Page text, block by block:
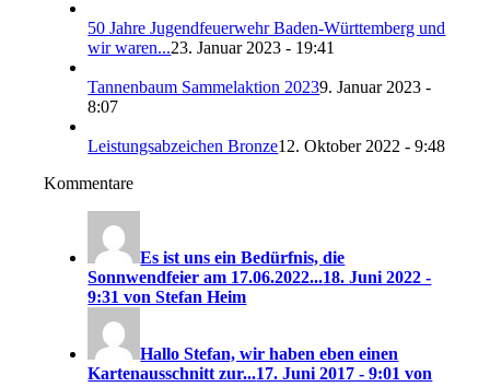
50 Jahre Jugendfeuerwehr Baden-Württemberg und
wir waren...23. Januar 2023 - 19:41
Tannenbaum Sammelaktion 20239. Januar 2023 -
8:07
Leistungsabzeichen Bronze12. Oktober 2022 - 9:48
Kommentare
Es ist uns ein Bedürfnis, die
Sonnwendfeier am 17.06.2022...18. Juni 2022 -
9:31 von Stefan Heim
Hallo Stefan, wir haben eben einen
Kartenausschnitt zur...17. Juni 2017 - 9:01 von